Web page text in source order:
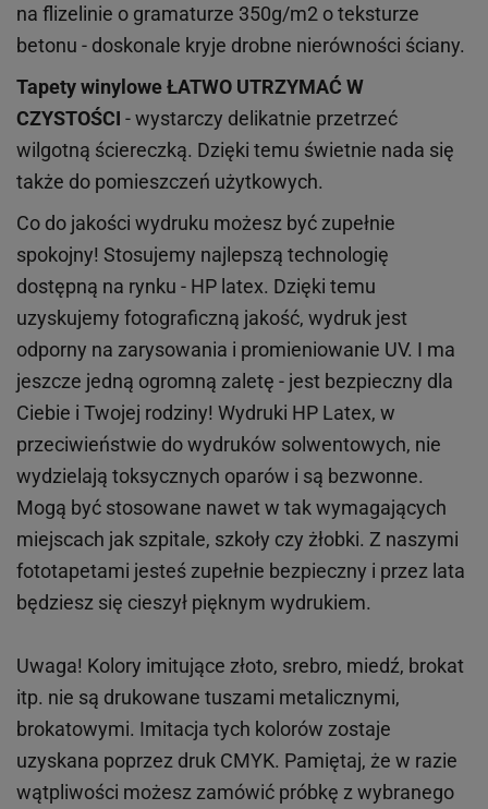
na flizelinie o gramaturze 350g/m2 o teksturze
betonu - doskonale kryje drobne nierówności ściany.
Tapety winyloweŁATWO UTRZYMAĆ W
CZYSTOŚCI - wystarczy delikatnie przetrzeć
wilgotną ściereczką. Dzięki temu świetnie nada się
także do pomieszczeń użytkowych.
Co do jakości wydruku możesz być zupełnie
spokojny! Stosujemy najlepszą technologię
dostępną na rynku - HP latex. Dzięki temu
uzyskujemy fotograficzną jakość, wydruk jest
odporny na zarysowania i promieniowanie UV. I ma
jeszcze jedną ogromną zaletę - jest bezpieczny dla
Ciebie i Twojej rodziny! Wydruki HP Latex, w
przeciwieństwie do wydruków solwentowych, nie
wydzielają toksycznych oparów i są bezwonne.
Mogą być stosowane nawet w tak wymagających
miejscach jak szpitale, szkoły czy żłobki. Z naszymi
fototapetami jesteś zupełnie bezpieczny i przez lata
będziesz się cieszył pięknym wydrukiem.
Uwaga! Kolory imitujące złoto, srebro, miedź, brokat
itp. nie są drukowane tuszami metalicznymi,
brokatowymi. Imitacja tych kolorów zostaje
uzyskana poprzez druk CMYK. Pamiętaj, że w razie
wątpliwości możesz zamówić próbkę z wybranego